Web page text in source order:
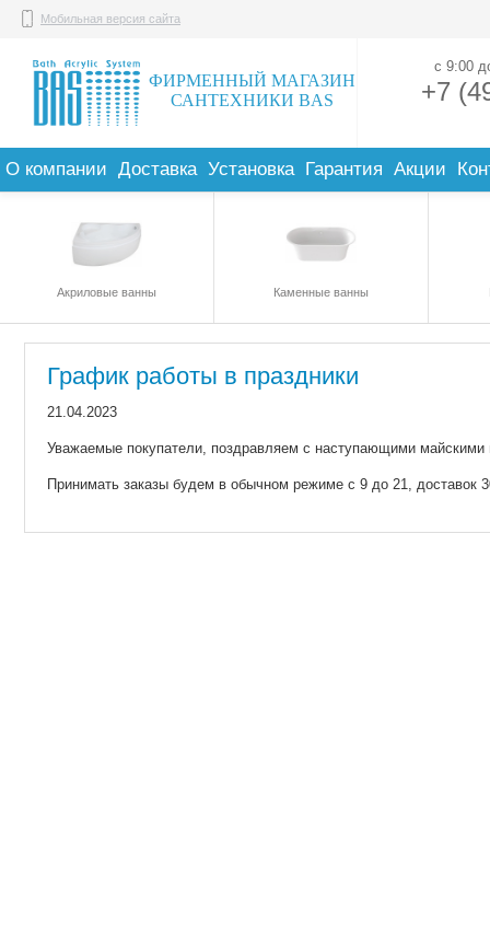
ФИРМЕННЫЙ МАГАЗИН
САНТЕХНИКИ BAS
Мобильная версия сайта
+7
с 9:00
О компании Доставка Установка Гарантия Акции
Акриловые ванны Каменные ванны
График работы в праздники
21.04.2023
Уважаемые покупатели, поздравляем с наступающими майскими
Принимать заказы будем в обычном режиме с 9 до 21, доставок